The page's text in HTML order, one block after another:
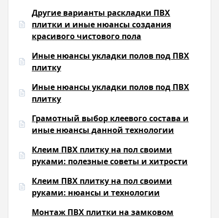
Другие варианты раскладки ПВХ
плитки и иные нюансы создания
красивого чистового пола
Иные нюансы укладки полов под ПВХ
плитку
Иные нюансы укладки полов под ПВХ
плитку
Грамотный выбор клеевого состава и
иные нюансы данной технологии
Клеим ПВХ плитку на пол своими
руками: полезные советы и хитрости
Клеим ПВХ плитку на пол своими
руками: нюансы и технологии
Монтаж ПВХ плитки на замковом